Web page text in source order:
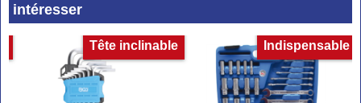
intéresser
Tête inclinable Indispensable